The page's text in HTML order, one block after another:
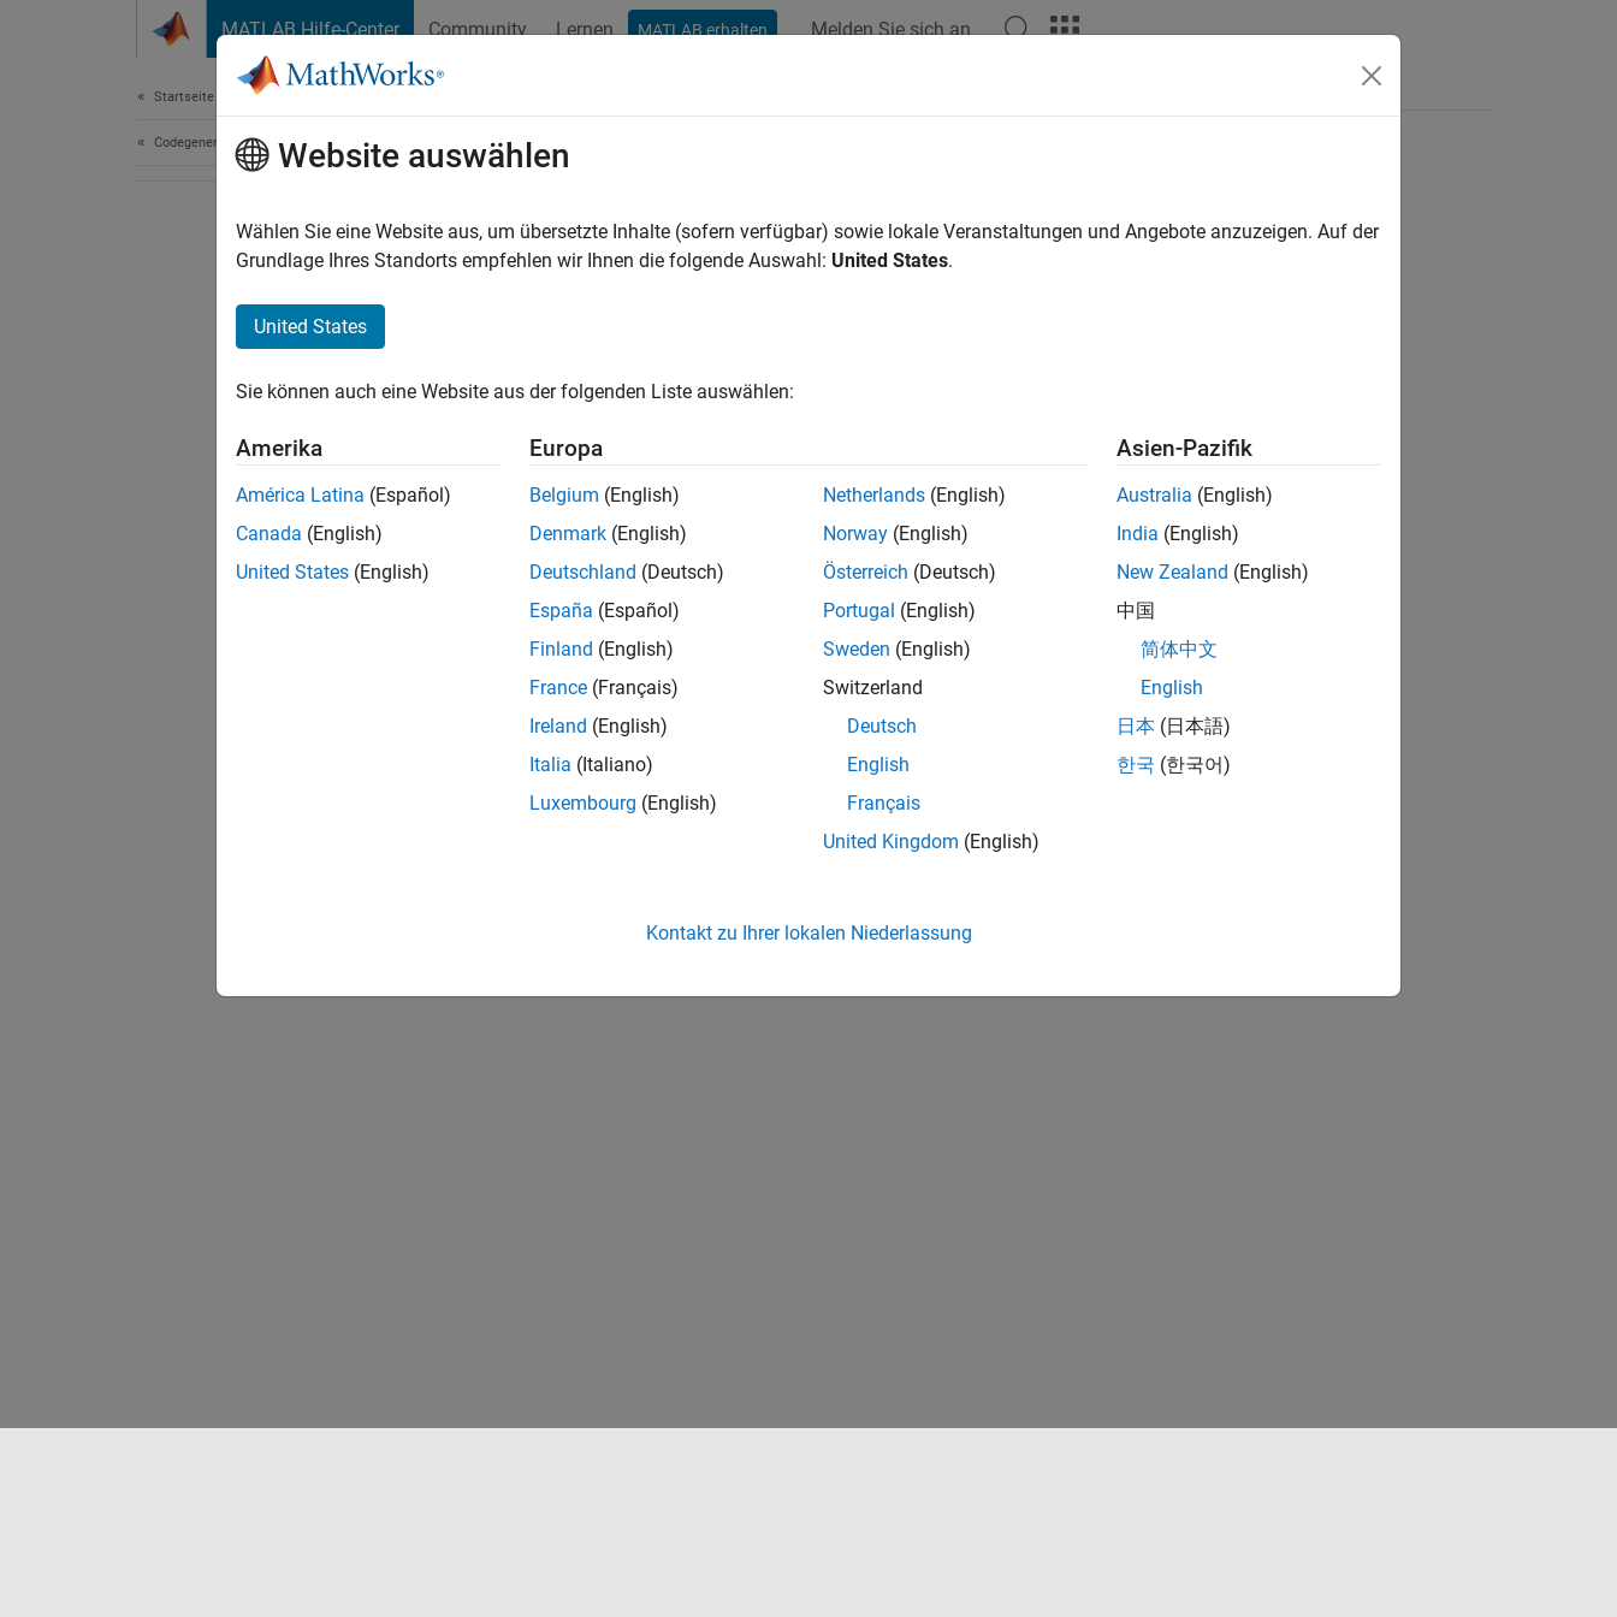
MATLAB Hilfe-Center Community Lernen MATLAB erhalten Melden Sie sich an
Startseite der Dokumentation
Codegenerierung
Antworten
How useful was this information?
Website auswählen
Wählen Sie eine Website aus, um übersetzte Inhalte (sofern verfügbar) sowie lokale Veranstaltungen und Angebote anzuzeigen. Auf der
Grundlage Ihres Standorts empfehlen wir Ihnen die folgende Auswahl: United States.
United States
Sie können auch eine Website aus der folgenden Liste auswählen:
Amerika
América Latina (Español)
Canada (English)
United States (English)
Europa
Belgium (English)
Denmark (English)
Deutschland (Deutsch)
España (Español)
Finland (English)
France (Français)
Ireland (English)
Italia (Italiano)
Luxembourg (English)
Netherlands (English)
Norway (English)
Österreich (Deutsch)
Portugal (English)
Sweden (English)
Switzerland
Deutsch
English
Français
United Kingdom (English)
Asien-Pazifik
Australia (English)
India (English)
New Zealand (English)
中国
简体中文
English
日本 (日本語)
한국 (한국어)
Kontakt zu Ihrer lokalen Niederlassung